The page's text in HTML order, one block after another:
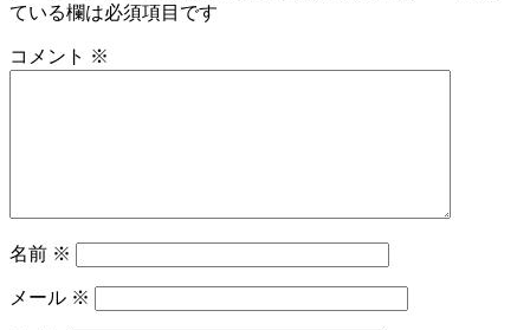
ている欄は必須項目です
コメント ※
名前 ※
メール ※